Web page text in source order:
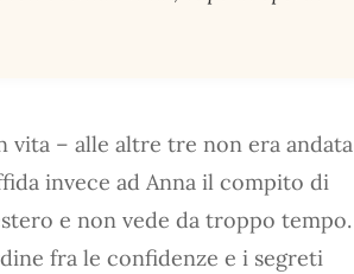
vita – alle altre tre non era andata
invece ad Anna il compito di
e non vede da troppo tempo.
fra le confidenze e i segreti